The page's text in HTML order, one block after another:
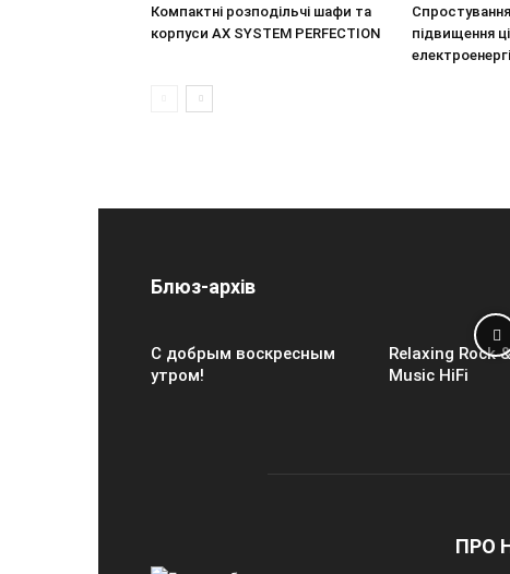
Компактні розподільчі шафи та
корпуси AX SYSTEM PERFECTION
підвищення
Блюз-архів
С добрым воскресным
утром!
Relaxing Rock
Music HiFi
ПРО